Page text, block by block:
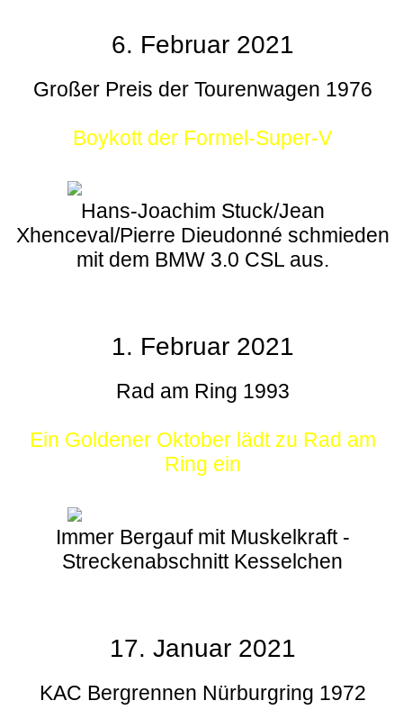
6. Februar 2021
Großer Preis der Tourenwagen 1976
Boykott der Formel-Super-V
Hans-Joachim Stuck/Jean
Xhenceval/Pierre Dieudonné schmieden
mit dem BMW 3.0 CSL aus.
1. Februar 2021
Rad am Ring 1993
Ein Goldener Oktober lädt zu Rad am
Ring ein
Immer Bergauf mit Muskelkraft -
Streckenabschnitt Kesselchen
17. Januar 2021
KAC Bergrennen Nürburgring 1972